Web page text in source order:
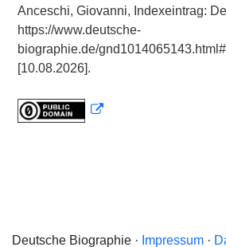
Anceschi, Giovanni, Indexeintrag:
https://www.deutsche-
biographie.de/
[10.08.2026].
Deutsche Biographie · Impressum·